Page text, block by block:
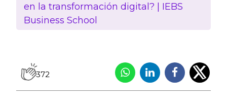
en la transformación digital? | IEBS
Business School
372